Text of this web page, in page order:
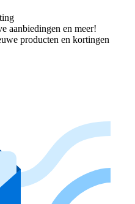
aanbiedingen en meer!
producten en kortingen